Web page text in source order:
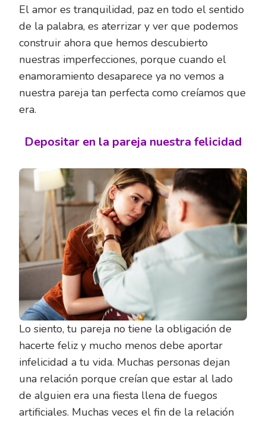
El amor es tranquilidad, paz en todo el sentido
de la palabra, es aterrizar y ver que podemos
construir ahora que hemos descubierto
nuestras imperfecciones, porque cuando el
enamoramiento desaparece ya no vemos a
nuestra pareja tan perfecta como creíamos que
era.
Depositar en la pareja nuestra felicidad
Lo siento, tu pareja no tiene la obligación de
hacerte feliz y mucho menos debe aportar
infelicidad a tu vida. Muchas personas dejan
una relación porque creían que estar al lado
de alguien era una fiesta llena de fuegos
artificiales. Muchas veces el fin de la relación